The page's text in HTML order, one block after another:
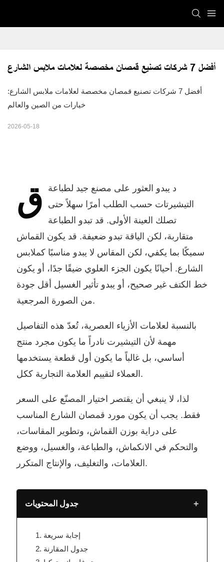
أفضل 7 شركات تصنيع قمصان مخصصة لعلامات ملابس الشارع
أفضل 7 شركات تصنيع قمصان مخصصة لعلامات ملابس الشارع:
خيارات من الصين والعالم
2026-05-18
ق
د يبدو العثور على مصنع جيد لطباعة
التيشيرتات حسب الطلب أمرًا سهلاً حتى
تصلك العينة الأولى. قد تبدو الطباعة
متقاربة، لكن الياقة تبدو ضعيفة. قد يكون القماش
سميكًا بما يكفي، لكن المقاس لا يبدو مناسبًا كملابس
الشارع. أحيانًا يكون الجزء العلوي ضيقًا جدًا، أو يكون
خط الكتف غير صحيح، أو يبدو تأثير الغسيل أقل جودة
من الصورة المرجعية.
بالنسبة لعلامات الأزياء العصرية، تُعدّ هذه التفاصيل
مهمة لأن التيشيرت نادراً ما يكون مجرد منتج
أساسي، بل غالباً ما يكون أول قطعة يستخدمها
العملاء لتقييم العلامة التجارية ككل.
لذا، لا ينبغي أن يقتصر اختيار المصنّع على السعر
فقط. يجب أن يكون مورد قمصان الشارع المناسب
على دراية بوزن القماش، وتطوير المقاسات،
والتحكم في الانكماش، والطباعة، والغسيل، ووضع
العلامات، والتغليف، والإنتاج المتكرر.
جدول المحتويات +
إجابة سريعة
جدول المقارنة